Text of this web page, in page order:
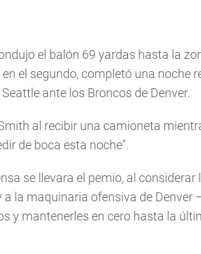
el balón 69 yardas hasta la
el segundo, completó una noche
ante los Broncos de Denver.
al recibir una camioneta
de boca esta noche".
se llevara el pemio, al considerar
la maquinaria ofensiva de Denver
y mantenerles en cero hasta la